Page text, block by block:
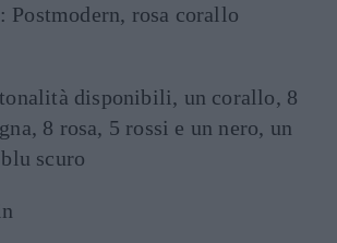
: Postmodern, rosa corallo
disponibili, un corallo, 8
8 rosa, 5 rossi e un nero, un
scuro